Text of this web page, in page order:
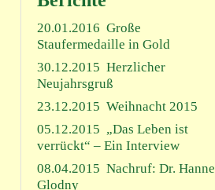
20.01.2016 Große
Staufermedaille in Gold
30.12.2015 Herzlicher
Neujahrsgruß
23.12.2015 Weihnacht 2015
05.12.2015 „Das Leben ist
verrückt“ – Ein Interview
08.04.2015 Nachruf: Dr. Hanne
Glodny